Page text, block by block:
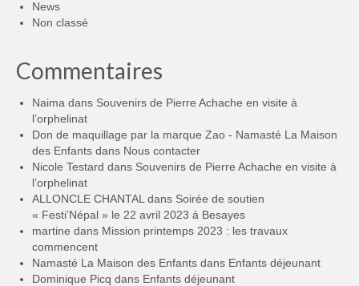
News
Non classé
Commentaires
Naima dans Souvenirs de Pierre Achache en visite à
l’orphelinat
Don de maquillage par la marque Zao - Namasté La Maison
des Enfants dans Nous contacter
Nicole Testard dans Souvenirs de Pierre Achache en visite à
l’orphelinat
ALLONCLE CHANTAL dans Soirée de soutien
« Festi’Népal » le 22 avril 2023 à Besayes
martine dans Mission printemps 2023 : les travaux
commencent
Namasté La Maison des Enfants dans Enfants déjeunant
Dominique Picq dans Enfants déjeunant